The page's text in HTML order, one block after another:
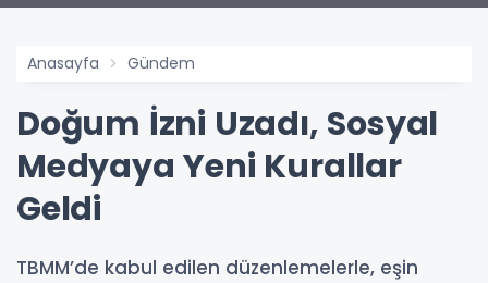
Anasayfa Gündem
Doğum İzni Uzadı, Sosyal
Medyaya Yeni Kurallar
Geldi
TBMM’de kabul edilen düzenlemelerle, eşin